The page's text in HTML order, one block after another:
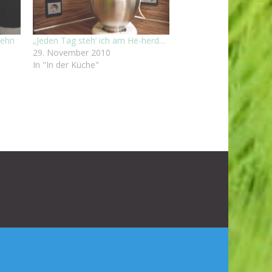
„Jeden Tag steh‘ ich am He-herd…
29. November 2010
In "In der Küche"